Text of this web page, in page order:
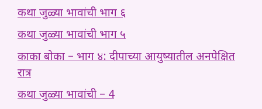
कथा जुळ्या भावांची भाग ६
कथा जुळ्या भावांची भाग ५
काका बोका – भाग ४: दीपाच्या आयुष्यातील अनपेक्षित
रात्र
कथा जुळ्या भावांची – 4